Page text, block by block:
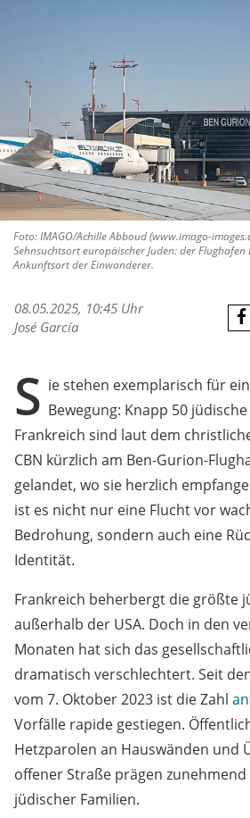
Foto: IMAGO/Achille Abboud (www.imago-
Sehnsuchtsort europäischer Juden: der Flughafen
Ankunftsort der Einwanderer.
08.05.2025, 10:45 Uhr
José García
S ie stehen exemplarisch für
Bewegung: Knapp 50
Frankreich sind laut dem
CBN kürzlich am Ben-Gurion-
gelandet, wo sie herzlich
ist es nicht nur eine Flucht vor
Bedrohung, sondern auch eine
Identität.
Frankreich beherbergt die größte
außerhalb der USA. Doch in den
Monaten hat sich das
dramatisch verschlechtert. Seit
vom 7. Oktober 2023 ist die Zahl
Vorfälle rapide gestiegen.
Hetzparolen an Hauswänden und
offener Straße prägen
jüdischer Familien.